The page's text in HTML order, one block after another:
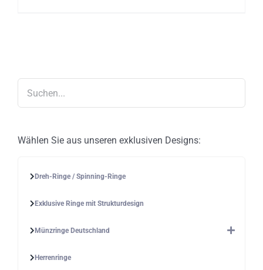
Produktseite
gewählt
Wählen Sie aus unseren exklusiven Designs:
Dreh-Ringe / Spinning-Ringe
Exklusive Ringe mit Strukturdesign
Münzringe Deutschland
Herrenringe